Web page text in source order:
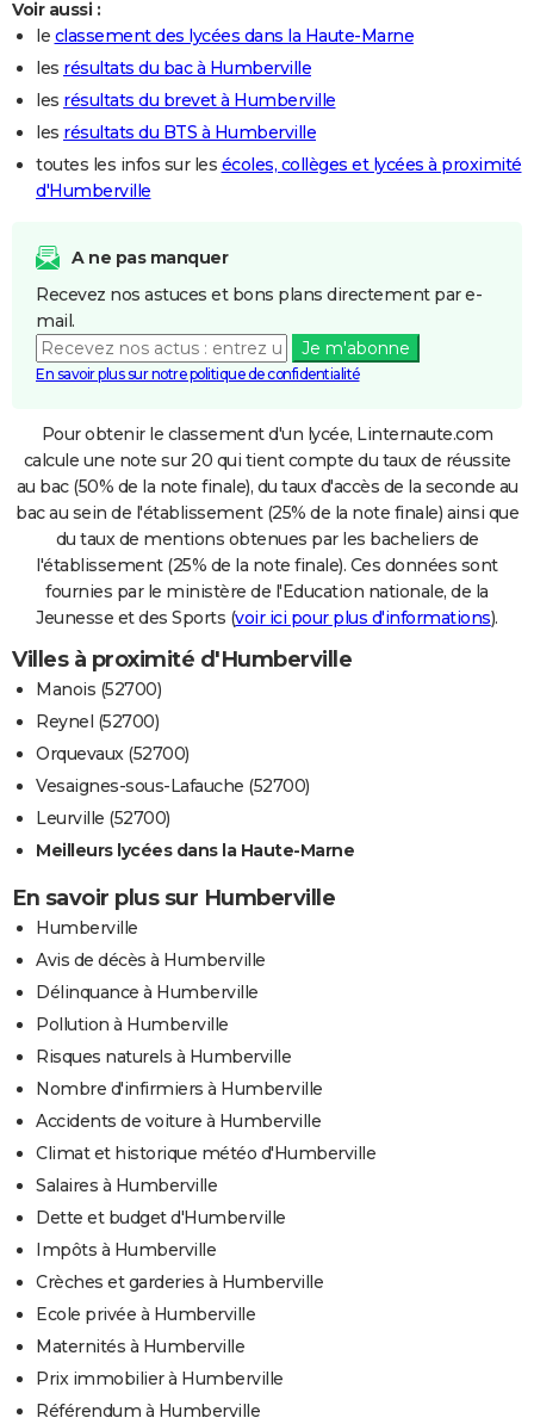
Voir aussi :
le classement des lycées dans la Haute-Marne
les résultats du bac à Humberville
les résultats du brevet à Humberville
les résultats du BTS à Humberville
toutes les infos sur les écoles, collèges et lycées à proximité
d'Humberville
A ne pas manquer
Recevez nos astuces et bons plans directement par e-
mail.
Je m'abonne
En savoir plus sur notre politique de confidentialité
Pour obtenir le classement d'un lycée, Linternaute.com
calcule une note sur 20 qui tient compte du taux de réussite
au bac (50% de la note finale), du taux d'accès de la seconde au
bac au sein de l'établissement (25% de la note finale) ainsi que
du taux de mentions obtenues par les bacheliers de
l'établissement (25% de la note finale). Ces données sont
fournies par le ministère de l'Education nationale, de la
Jeunesse et des Sports (voir ici pour plus d'informations).
Villes à proximité d'Humberville
Manois (52700)
Reynel (52700)
Orquevaux (52700)
Vesaignes-sous-Lafauche (52700)
Leurville (52700)
Meilleurs lycées dans la Haute-Marne
En savoir plus sur Humberville
Humberville
Avis de décès à Humberville
Délinquance à Humberville
Pollution à Humberville
Risques naturels à Humberville
Nombre d'infirmiers à Humberville
Accidents de voiture à Humberville
Climat et historique météo d'Humberville
Salaires à Humberville
Dette et budget d'Humberville
Impôts à Humberville
Crèches et garderies à Humberville
Ecole privée à Humberville
Maternités à Humberville
Prix immobilier à Humberville
Référendum à Humberville